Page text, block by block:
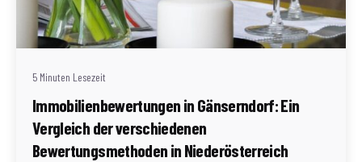
Geschrieben von
Redaktion Immofragen AT
5 Minuten Lesezeit
Immobilienbewertungen in Gänserndorf: Ein
Vergleich der verschiedenen
Bewertungsmethoden in Niederösterreich